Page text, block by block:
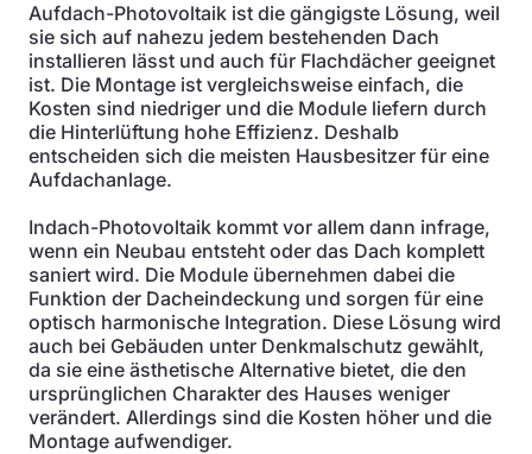
Aufdach-Photovoltaik ist die gängigste Lösung, weil
sie sich auf nahezu jedem bestehenden Dach
installieren lässt und auch für Flachdächer geeignet
ist. Die Montage ist vergleichsweise einfach, die
Kosten sind niedriger und die Module liefern durch
die Hinterlüftung hohe Effizienz. Deshalb
entscheiden sich die meisten Hausbesitzer für eine
Aufdachanlage.
Indach-Photovoltaik kommt vor allem dann infrage,
wenn ein Neubau entsteht oder das Dach komplett
saniert wird. Die Module übernehmen dabei die
Funktion der Dacheindeckung und sorgen für eine
optisch harmonische Integration. Diese Lösung wird
auch bei Gebäuden unter Denkmalschutz gewählt,
da sie eine ästhetische Alternative bietet, die den
ursprünglichen Charakter des Hauses weniger
verändert. Allerdings sind die Kosten höher und die
Montage aufwendiger.